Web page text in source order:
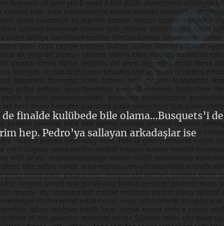
finalde kulübede bile olama…Busquets’i de
hep. Pedro’ya sallayan arkadaşlar ise